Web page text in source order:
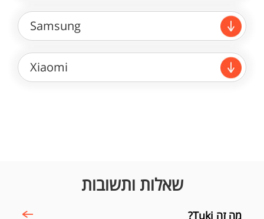
Samsung
Xiaomi
שאלות ותשובות
מה זה Tuki?